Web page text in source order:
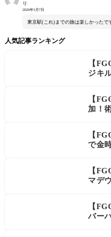
り
2026年1月7日
東京駅(これ)までの旅は楽しかったで
人気記事ランキング
【
ジキ
【
加！
【
で金
【
マデ
【
バー